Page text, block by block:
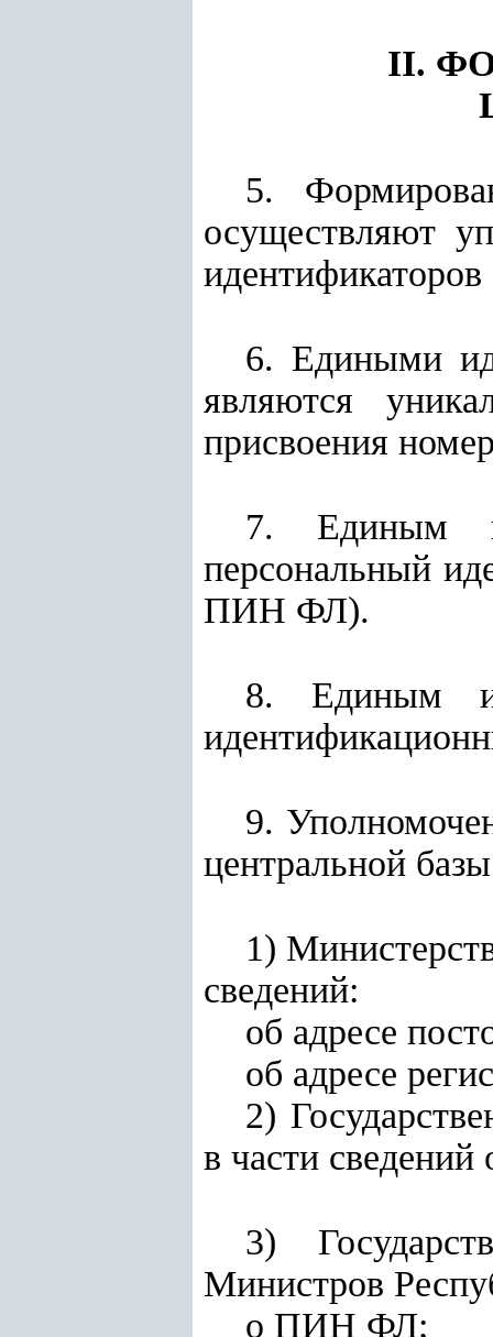
II.
5.
осуществляют
6. Едиными
являются
присвоения
7. Единым
персональный
ПИН ФЛ).
8. Единым
9.
центральной
1)
сведений:
об адресе
об адресе
2)
в части
3)
Министров
о ПИН ФЛ;